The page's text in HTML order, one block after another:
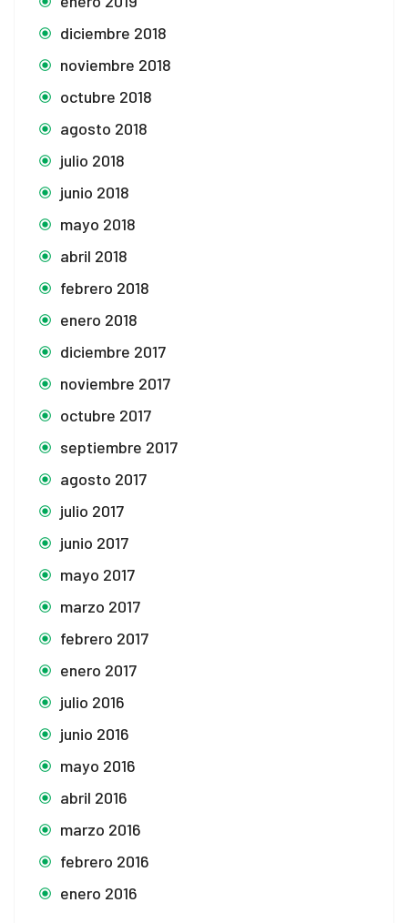
diciembre 2018
noviembre 2018
octubre 2018
agosto 2018
julio 2018
junio 2018
mayo 2018
abril 2018
febrero 2018
enero 2018
diciembre 2017
noviembre 2017
octubre 2017
septiembre 2017
agosto 2017
julio 2017
junio 2017
mayo 2017
marzo 2017
febrero 2017
enero 2017
julio 2016
junio 2016
mayo 2016
abril 2016
marzo 2016
febrero 2016
enero 2016